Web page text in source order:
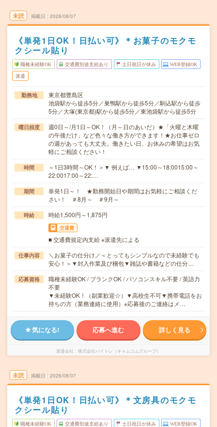
未読 掲載日 2026/08/07
《単発1日OK！日払い可》＊お菓子のモクモ
クシール貼り
職種未経験OK 交通費別途支給あり 土日祝日が休み WEB登録OK
派遣
勤務地
東京都豊島区
池袋駅から徒歩5分／巣鴨駅から徒歩5分／駒込駅から徒歩
5分／大塚(東京都)駅から徒歩5分／東池袋駅から徒歩5分
曜日頻度
週0日～/月1日～OK！（月～日のあいだ）★「火曜と木曜
の午後だけ」など色々な働き方ができます！★お仕事ゼロ
の週があっても大丈夫。働きたい日、お休みの希望はお気
軽にご相談ください！
時間
＜1日3時間～OK！＞▼ 例えば… ▼15:00～18:0015:00～
22:0017:00～22:…
期間
単発1日～！ ★勤務開始日や期間はお気軽にご相談くだ
さい！ ＃8月～ ＃9月～
時給 時給1,500円～1,875円
交通費
■ 交通費規定内支給 ※派遣先による
仕事内容
＼お菓子の仕分け／＜とってもシンプルなので未経験でも
安心！＞▼封入作業及び梱包▼雑誌や書籍などの仕分…
応募資格
職種未経験OK / ブランクOK / パソコンスキル不要 / 英語力
不要
▼未経験OK！（副業歓迎☆）▼高校生不可▼携帯電話をお
持ちの方（業務連絡に使用）※応募後のご連絡はメ…
気になる! 応募へ進む 詳しく見る
派遣会社 株式会社バイトレ（キャムコムグループ）
未読 掲載日 2026/08/07
《単発1日OK！日払い可》＊文房具のモクモ
クシール貼り
職種未経験OK 交通費別途支給あり 土日祝日が休み WEB登録OK